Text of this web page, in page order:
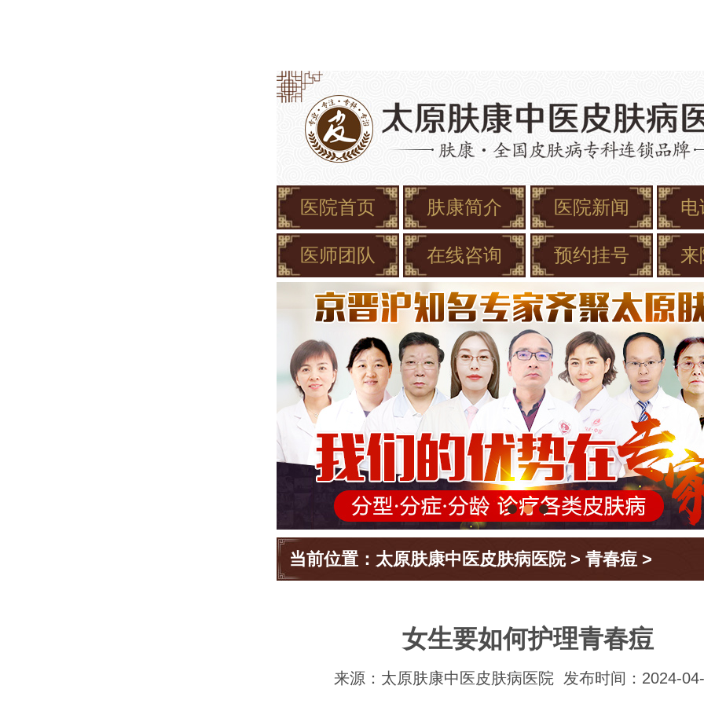
医院首页 肤康简介 医院新闻 电
医师团队 在线咨询 预约挂号 来
当前位置： 太原肤康中医皮肤病医院> 青春痘 >
女生要如何护理青春痘
来源：太原肤康中医皮肤病医院 发布时间：2024-